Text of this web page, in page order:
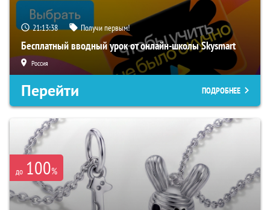
21:13:37 Получи первым!
Бесплатный вводный урок от онлайн-школы Skysmart
Россия
Перейти ПОДРОБНЕЕ
до 100%